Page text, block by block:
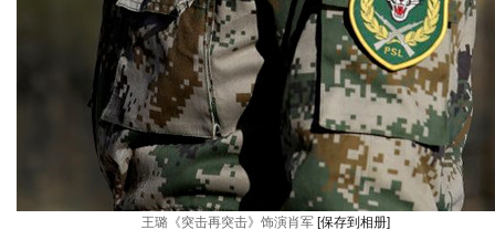
王璐《突击再突击》饰演肖军 [保存到相册]